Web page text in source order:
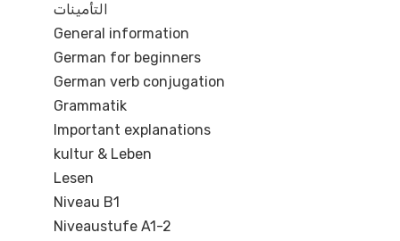
التأمينات
General information
German for beginners
German verb conjugation
Grammatik
Important explanations
kultur & Leben
Lesen
Niveau B1
Niveaustufe A1-2